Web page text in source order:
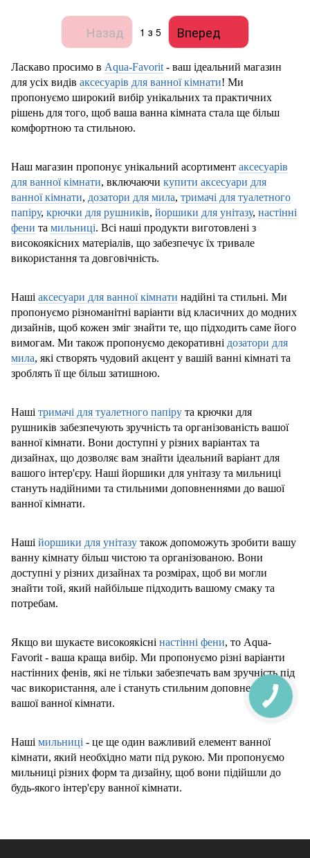
Назад 1 з 5 Вперед
Ласкаво просимо в Aqua-Favorit - ваш ідеальний магазин
для усіх видів аксесуарів для ванної кімнати! Ми
пропонуємо широкий вибір унікальних та практичних
рішень для того, щоб ваша ванна кімната стала ще більш
комфортною та стильною.
Наш магазин пропонує унікальний асортимент аксесуарів
для ванної кімнати, включаючи купити аксесуари для
ванної кімнати, дозатори для мила, тримачі для туалетного
папіру, крючки для рушників, йоршики для унітазу, настінні
фени та мильниці. Всі наші продукти виготовлені з
високоякісних матеріалів, що забезпечує їх тривале
використання та довговічність.
Наші аксесуари для ванної кімнати надійні та стильні. Ми
пропонуємо різноманітні варіанти від класичних до модних
дизайнів, щоб кожен зміг знайти те, що підходить саме його
вимогам. Ми також пропонуємо декоративні дозатори для
мила, які створять чудовий акцент у вашій ванні кімнаті та
зроблять її ще більш затишною.
Наші тримачі для туалетного папіру та крючки для
рушників забезпечують зручність та організованість вашої
ванної кімнати. Вони доступні у різних варіантах та
дизайнах, що дозволяє вам знайти ідеальний варіант для
вашого інтер'єру. Наші йоршики для унітазу та мильниці
стануть надійними та стильними доповненнями до вашої
ванної кімнати.
Наші йоршики для унітазу також допоможуть зробити вашу
ванну кімнату більш чистою та організованою. Вони
доступні у різних дизайнах та розмірах, щоб ви могли
знайти той, який найбільше підходить вашому смаку та
потребам.
Якщо ви шукаєте високоякісні настінні фени, то Aqua-
Favorit - ваша краща вибір. Ми пропонуємо різні варіанти
настінних фенів, які не тільки забезпечать вам зручність під
час використання, але і стануть стильним доповненням до
вашої ванної кімнати.
Наші мильниці - це ще один важливий елемент ванної
кімнати, який необхідно мати під рукою. Ми пропонуємо
мильниці різних форм та дизайну, щоб вони підійшли до
будь-якого інтер'єру ванної кімнати.